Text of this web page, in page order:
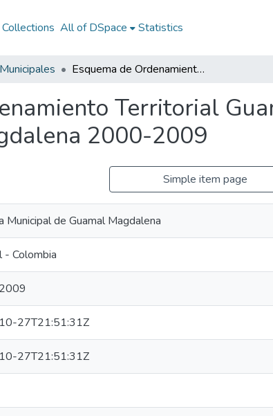
All of DSpace Statistics
Esquema de Ordenamiento Territorial Guamal Magdalena 2000-2009: EOT Guamal Magdalena 2000-2009
Territorial
2000-2009
Simple item page
Municipal de Guamal Magdalena
- Colombia
27T21:51:31Z
27T21:51:31Z